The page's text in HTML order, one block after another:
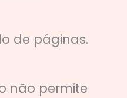
de páginas.
não permite